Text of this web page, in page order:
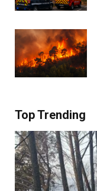
Top Trending